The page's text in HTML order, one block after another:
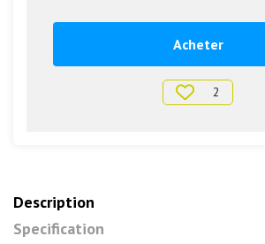
Acheter
2
Description
Specification